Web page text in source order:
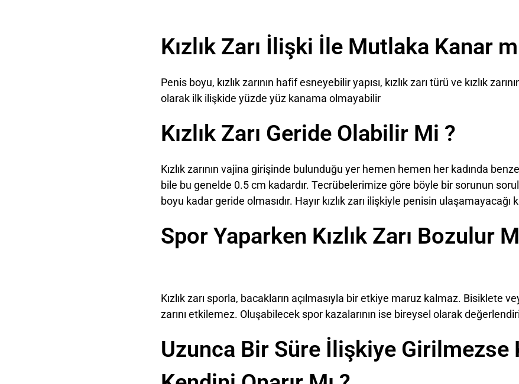
Kızlık Zarı İlişki İle Mutlaka Kanar
Penis boyu, kızlık zarının hafif esneyebilir yapısı, kızlık zarı türü ve kızlık
olarak ilk ilişkide yüzde yüz kanama olmayabilir
Kızlık Zarı Geride Olabilir Mi ?
Kızlık zarının vajina girişinde bulunduğu yer hemen hemen her kadında
bile bu genelde 0.5 cm kadardır. Tecrübelerimize göre böyle bir sorunun
boyu kadar geride olmasıdır. Hayır kızlık zarı ilişkiyle penisin
Spor Yaparken Kızlık Zarı Bozulur
Kızlık zarı sporla, bacakların açılmasıyla bir etkiye maruz kalmaz. Bisiklete
zarını etkilemez. Oluşabilecek spor kazalarının ise bireysel olarak
Uzunca Bir Süre İlişkiye Girilmezse